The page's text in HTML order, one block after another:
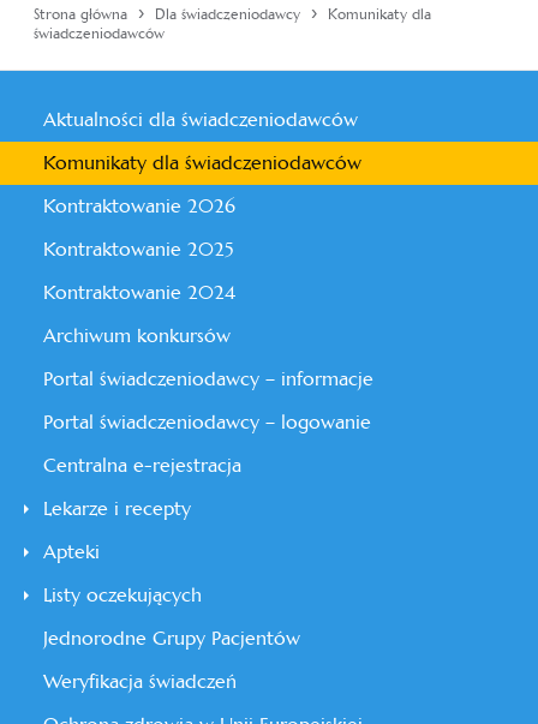
Strona główna › Dla świadczeniodawcy › Komunikaty dla
świadczeniodawców
Aktualności dla świadczeniodawców
Komunikaty dla świadczeniodawców
Kontraktowanie 2026
Kontraktowanie 2025
Kontraktowanie 2024
Archiwum konkursów
Portal świadczeniodawcy – informacje
Portal świadczeniodawcy – logowanie
Centralna e-rejestracja
Lekarze i recepty
Apteki
Listy oczekujących
Jednorodne Grupy Pacjentów
Weryfikacja świadczeń